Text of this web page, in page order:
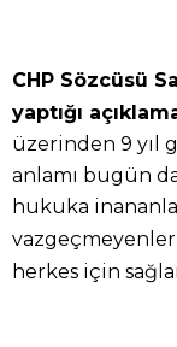
CHP Sözcüsü
yaptığı
üzerinden 9 yıl
anlamı bugün
hukuka
herkes için